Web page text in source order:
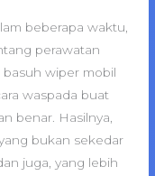
beberapa waktu,
perawatan
wiper mobil
waspada buat
benar. Hasilnya,
bukan sekedar
juga, yang lebih